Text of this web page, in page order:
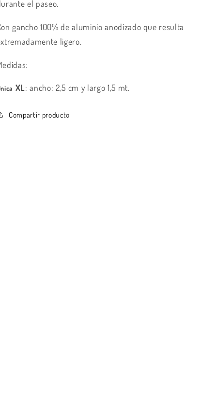
el paseo.
gancho 100% de aluminio anodizado que resulta
ligero.
XL: ancho: 2,5 cm y largo 1,5 mt.
Compartir producto